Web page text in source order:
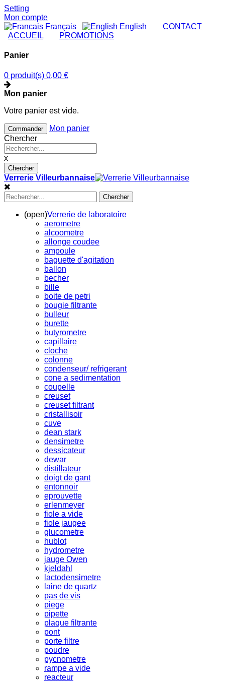
Setting
Mon compte
Français
English CONTACT
ACCUEIL
PROMOTIONS
Panier
0 produit(s) 0,00 €
Mon panier
Votre panier est vide.
Commander
Mon panier
Chercher
x
Chercher
Verrerie Villeurbannaise
Chercher
(open)Verrerie de laboratoire
aerometre
alcoometre
allonge coudee
ampoule
baguette d'agitation
ballon
becher
bille
boite de petri
bougie filtrante
bulleur
burette
butyrometre
capillaire
cloche
colonne
condenseur/ refrigerant
cone a sedimentation
coupelle
creuset
creuset filtrant
cristallisoir
cuve
dean stark
densimetre
dessicateur
dewar
distillateur
doigt de gant
entonnoir
eprouvette
erlenmeyer
fiole a vide
fiole jaugee
glucometre
hublot
hydrometre
jauge Owen
kjeldahl
lactodensimetre
laine de quartz
pas de vis
piege
pipette
plaque filtrante
pont
porte filtre
poudre
pycnometre
rampe a vide
reacteur